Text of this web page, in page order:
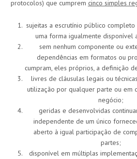
protocolos) que cumprem cinco simples
sujeitas a escrutínio público
uma forma igualmente disponível
sem nenhum componente ou
dependências em formatos ou
cumpram, eles próprios, a definição
livres de cláusulas legais ou
utilização por qualquer parte ou em
negócio;
geridas e desenvolvidas
independente de um único
aberto à igual participação de
partes;
disponível em múltiplas